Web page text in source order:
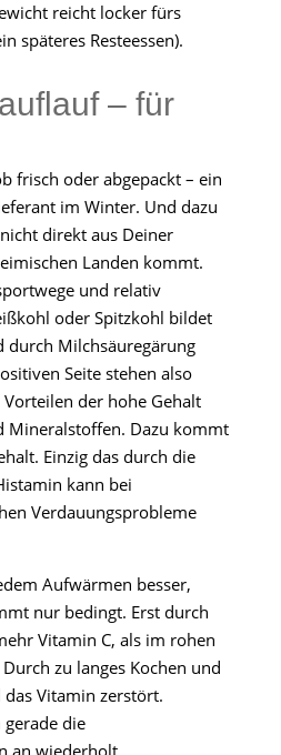
reicht locker fürs
späteres Resteessen).
– für
frisch oder abgepackt – ein
im Winter. Und dazu
direkt aus Deiner
Landen kommt.
und relativ
oder Spitzkohl bildet
durch Milchsäuregärung
Seite stehen also
der hohe Gehalt
Mineralstoffen. Dazu kommt
Einzig das durch die
kann bei
Verdauungsprobleme
Aufwärmen besser,
nur bedingt. Erst durch
Vitamin C, als im rohen
zu langes Kochen und
Vitamin zerstört.
gerade die
an wiederholt